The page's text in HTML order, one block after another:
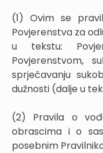
(1) Ovim se
Povjerenstva za
u tekstu:
Povjerenstvom,
sprječavanju
dužnosti (dalje u
(2) Pravila o
obrascima i o
posebnim